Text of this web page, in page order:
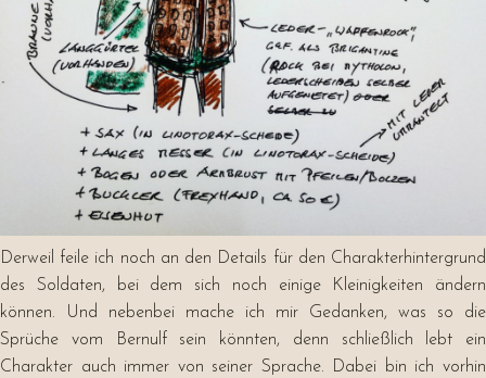
Derweil feile ich noch an den Details für den Charakterhintergrund
des Soldaten, bei dem sich noch einige Kleinigkeiten ändern
können. Und nebenbei mache ich mir Gedanken, was so die
Sprüche vom Bernulf sein könnten, denn schließlich lebt ein
Charakter auch immer von seiner Sprache. Dabei bin ich vorhin